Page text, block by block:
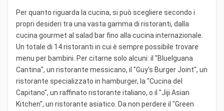
Per quanto riguarda la cucina, si può scegliere secondo i
propri desideri tra una vasta gamma di ristoranti, dalla
cucina gourmet al salad bar fino alla cucina internazionale.
Un totale di 14 ristoranti in cui è sempre possibile trovare
menu per bambini. Per citarne solo alcuni: il "BlueIguana
Cantina", un ristorante messicano, il "Guy's Burger Joint", un
ristorante specializzato in hamburger, la "Cucina del
Capitano", un raffinato ristorante italiano, o il "Jiji Asian
Kitchen", un ristorante asiatico. Da non perdere il "Green